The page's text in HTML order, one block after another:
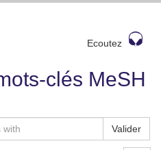
Ecoutez
clés MeSH
Valider